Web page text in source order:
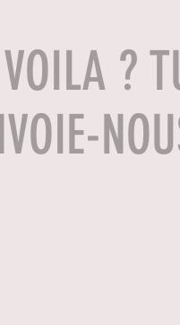
VOILA ?